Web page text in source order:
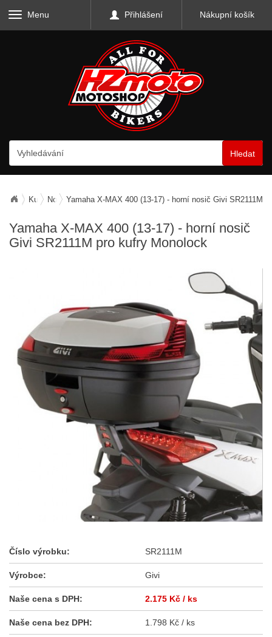
Menu Přihlášení Nákupní košík
Hledat
Kufry, zavazadla, nosiče
Nosiče zavazadel
Yamaha X-MAX 400 (13-17) - horní nosič Givi SR2111M
Yamaha X-MAX 400 (13-17) - horní nosič
Givi SR2111M pro kufry Monolock
Číslo výrobku: SR2111M
Výrobce: Givi
Naše cena s DPH: 2.175 Kč / ks
Naše cena bez DPH: 1.798 Kč / ks